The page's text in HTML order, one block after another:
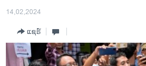
ອິດສະຫຼະພາບດ້ານການຂ່າວ
ຊີວິດຊາວລາວ
14,02,2024
ແຊຣ໌